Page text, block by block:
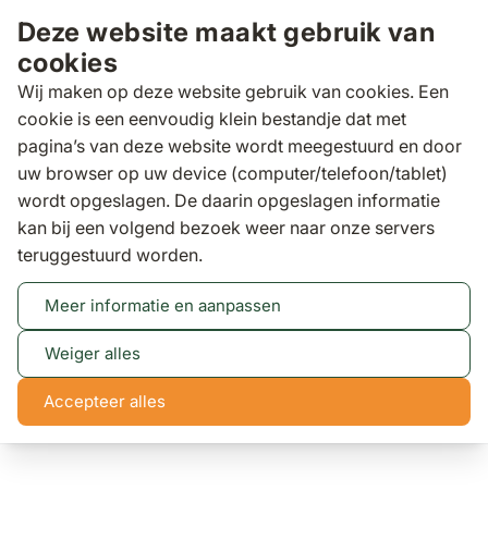
Deze website maakt gebruik van
cookies
Wij maken op deze website gebruik van cookies. Een
cookie is een eenvoudig klein bestandje dat met
pagina’s van deze website wordt meegestuurd en door
uw browser op uw device (computer/telefoon/tablet)
wordt opgeslagen. De daarin opgeslagen informatie
kan bij een volgend bezoek weer naar onze servers
teruggestuurd worden.
Meer informatie en aanpassen
Weiger alles
Accepteer alles
Zoeken
Tuinsets
Garden Collections Venerdi/Graniet
triangel 170 cm dining tuinset 7-delig
Garden Collections Venerdi/Graniet triangel 170 cm
dining tuinset 7-delig